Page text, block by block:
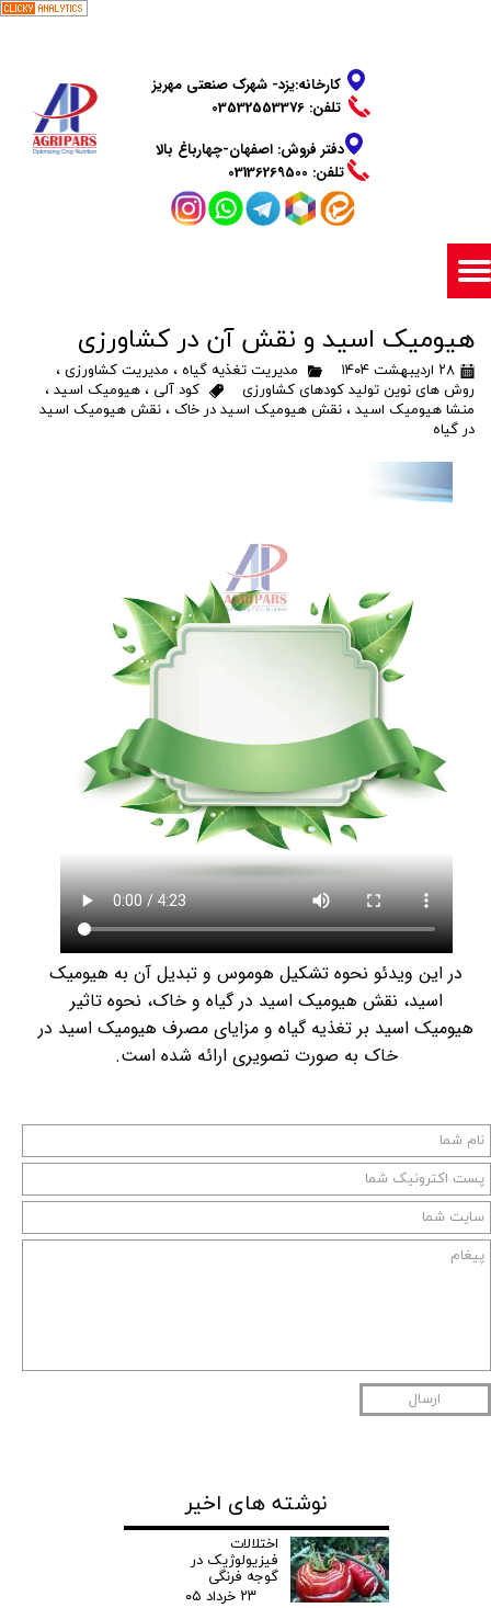
دفتر فروش: اصفهان-چهارباغ بالا
​​​​​​​تلفن: 03136269500
​​​​​​​کارخانه:یزد- شهرک صنعتی مهریز
تلفن: 03532553376
هیومیک اسید و نقش آن در کشاورزی
۲۸ اردیبهشت ۱۴۰۴ مدیریت تغذیه گیاه ، مدیریت کشاورزی ،
روش های نوین تولید کودهای کشاورزی
کود آلی ، هیومیک اسید ،
منشا هیومیک اسید ، نقش هیومیک اسید در خاک ، نقش هیومیک اسید
در گیاه
در این ویدئو نحوه تشکیل هوموس و تبدیل آن به هیومیک
اسید، نقش هیومیک اسید در گیاه و خاک، نحوه تاثیر
هیومیک اسید بر تغذیه گیاه و مزایای مصرف هیومیک اسید در
خاک به صورت تصویری ارائه شده است.
ارسال
نوشته های اخیر
اختلالات
فیزیولوژیک در
گوجه فرنگی
۲۳ خرداد ۰۵